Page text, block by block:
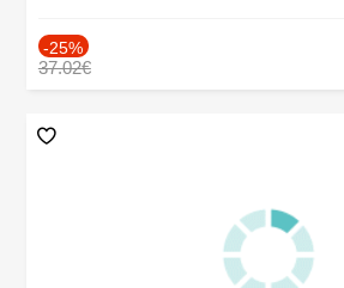
-25%
37.02€